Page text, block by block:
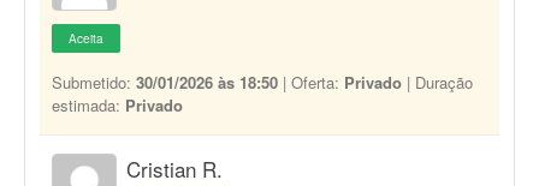
Aceita
Submetido: 30/01/2026 às 18:50 | Oferta: Privado | Duração
estimada: Privado
Cristian R.